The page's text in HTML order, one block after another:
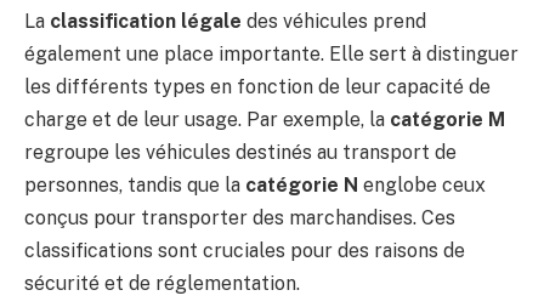
La classification légale des véhicules prend
également une place importante. Elle sert à distinguer
les différents types en fonction de leur capacité de
charge et de leur usage. Par exemple, la catégorie M
regroupe les véhicules destinés au transport de
personnes, tandis que la catégorie N englobe ceux
conçus pour transporter des marchandises. Ces
classifications sont cruciales pour des raisons de
sécurité et de réglementation.